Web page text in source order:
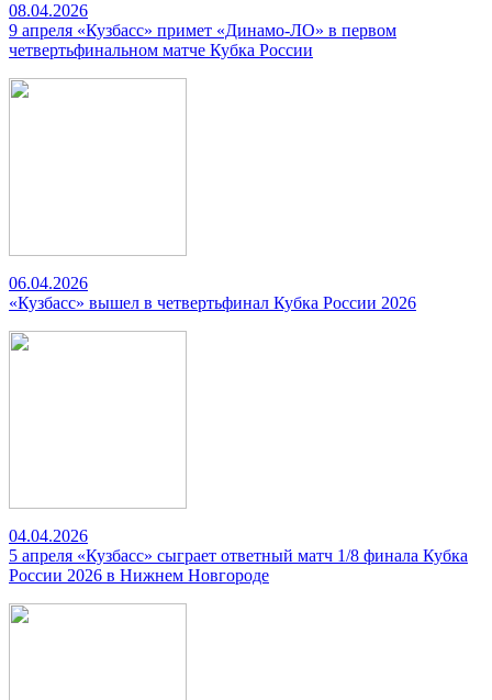
08.04.2026
9 апреля «Кузбасс» примет «Динамо-ЛО» в первом
четвертьфинальном матче Кубка России
06.04.2026
«Кузбасс» вышел в четвертьфинал Кубка России 2026
04.04.2026
5 апреля «Кузбасс» сыграет ответный матч 1/8 финала Кубка
России 2026 в Нижнем Новгороде